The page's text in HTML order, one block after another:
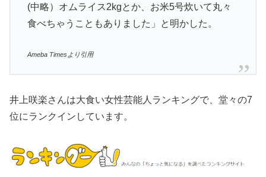
(中略）オムライス2kgとか、お米5号炊いて丸々
食べちゃうこともありました」と明かした。
Ameba Timesより引用
井上咲楽さんは大食い女性芸能人ランキングで、堂々の7
位にランクインしています。